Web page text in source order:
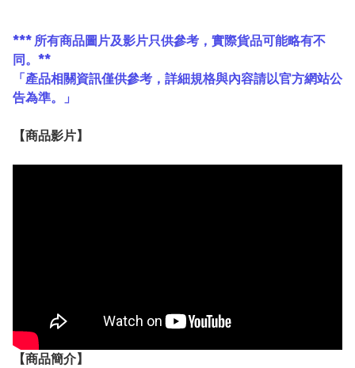
*** 所有商品圖片及影片只供參考，實際貨品可能略有不
同。**
「產品相關資訊僅供參考，詳細規格與內容請以官方網站公
告為準。」
【商品影片】
【商品簡介】